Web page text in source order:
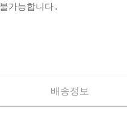
가능합니다.
배송정보